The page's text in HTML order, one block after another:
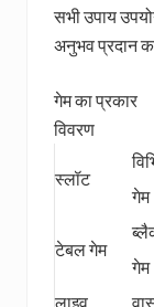
सभी उपाय
अनुभव प्रदान
गेम का प्रकार
विवरण
स्लॉट
गेम
टेबल गेम
गेम